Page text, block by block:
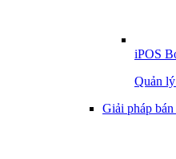
iPOS
Quản
Giải pháp